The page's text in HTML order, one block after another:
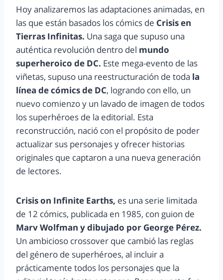
Hoy analizaremos las adaptaciones animadas, en
las que están basados los cómics de Crisis en
Tierras Infinitas. Una saga que supuso una
auténtica revolución dentro del mundo
superheroico de DC. Este mega-evento de las
viñetas, supuso una reestructuración de toda la
línea de cómics de DC, logrando con ello, un
nuevo comienzo y un lavado de imagen de todos
los superhéroes de la editorial. Esta
reconstrucción, nació con el propósito de poder
actualizar sus personajes y ofrecer historias
originales que captaron a una nueva generación
de lectores.
Crisis on Infinite Earths, es una serie limitada
de 12 cómics, publicada en 1985, con guion de
Marv Wolfman y dibujado por George Pérez.
Un ambicioso crossover que cambió las reglas
del género de superhéroes, al incluir a
prácticamente todos los personajes que la